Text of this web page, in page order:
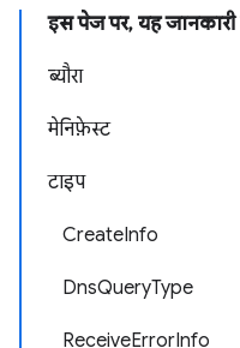
इस पेज पर, यह
ब्यौरा
मेनिफ़ेस्ट
टाइप
CreateInfo
DnsQueryType
ReceiveErrorInfo